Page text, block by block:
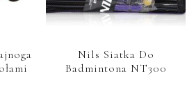
Nils Siatka Do
Badmintona NT300